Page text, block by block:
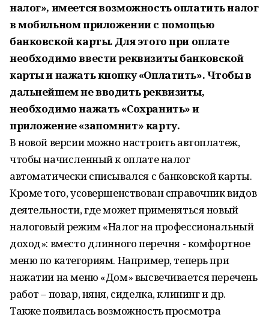
налог», имеется возможность оплатить налог
в мобильном приложении с помощью
банковской карты. Для этого при оплате
необходимо ввести реквизиты банковской
карты и нажать кнопку «Оплатить». Чтобы в
дальнейшем не вводить реквизиты,
необходимо нажать «Сохранить» и
приложение «запомнит» карту.
В новой версии можно настроить автоплатеж,
чтобы начисленный к оплате налог
автоматически списывался с банковской карты.
Кроме того, усовершенствован справочник видов
деятельности, где может применяться новый
налоговый режим «Налог на профессиональный
доход»: вместо длинного перечня - комфортное
меню по категориям. Например, теперь при
нажатии на меню «Дом» высвечивается перечень
работ – повар, няня, сиделка, клининг и др.
Также появилась возможность просмотра